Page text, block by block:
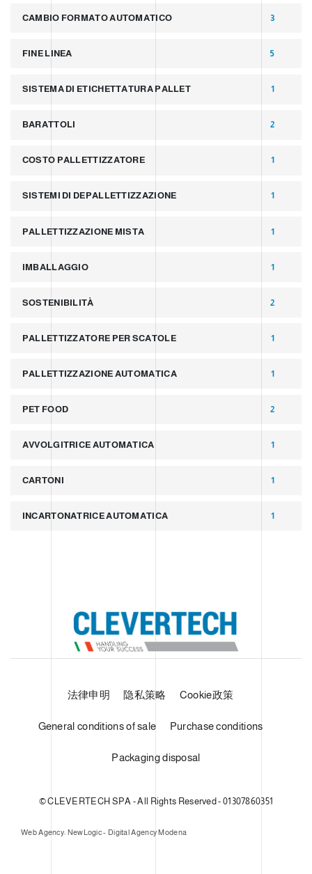
CAMBIO FORMATO AUTOMATICO 3
FINE LINEA 5
SISTEMA DI ETICHETTATURA PALLET 1
BARATTOLI 2
COSTO PALLETTIZZATORE 1
SISTEMI DI DEPALLETTIZZAZIONE 1
PALLETTIZZAZIONE MISTA 1
IMBALLAGGIO 1
SOSTENIBILITÀ 2
PALLETTIZZATORE PER SCATOLE 1
PALLETTIZZAZIONE AUTOMATICA 1
PET FOOD 2
AVVOLGITRICE AUTOMATICA 1
CARTONI 1
INCARTONATRICE AUTOMATICA 1
法律申明 隐私策略 Cookie政策
General conditions of sale Purchase conditions
Packaging disposal
© CLEVERTECH SPA - All Rights Reserved - 01307860351
Web Agency: NewLogic - Digital Agency Modena